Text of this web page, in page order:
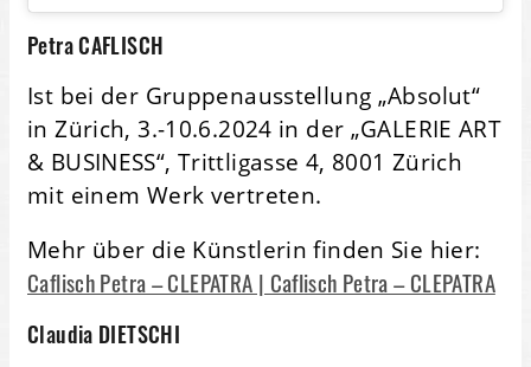
Petra CAFLISCH
Ist bei der Gruppenausstellung „Absolut“
in Zürich, 3.-10.6.2024 in der „GALERIE ART
& BUSINESS“, Trittligasse 4, 8001 Zürich
mit einem Werk vertreten.
Mehr über die Künstlerin finden Sie hier:
Caflisch Petra – CLEPATRA | Caflisch Petra – CLEPATRA
Claudia DIETSCHI